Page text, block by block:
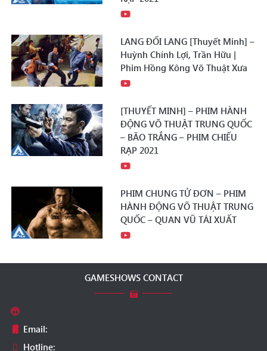
LANG ĐỐI LANG [Thuyết Minh] –
Huỳnh Chính Lợi, Trần Hữu |
Phim Hồng Kông Võ Thuật Xưa
[THUYẾT MINH] – PHIM HÀNH
ĐỘNG VÕ THUẬT TRUNG QUỐC
– BÃO TRẮNG – PHIM CHIẾU
RẠP 2021
PHIM CHUNG TỬ ĐƠN – PHIM
HÀNH ĐỘNG VÕ THUẬT TRUNG
QUỐC – QUAN VŨ TÁI XUẤT
GAMESHOWS CONTACT
Email:
Hotline: